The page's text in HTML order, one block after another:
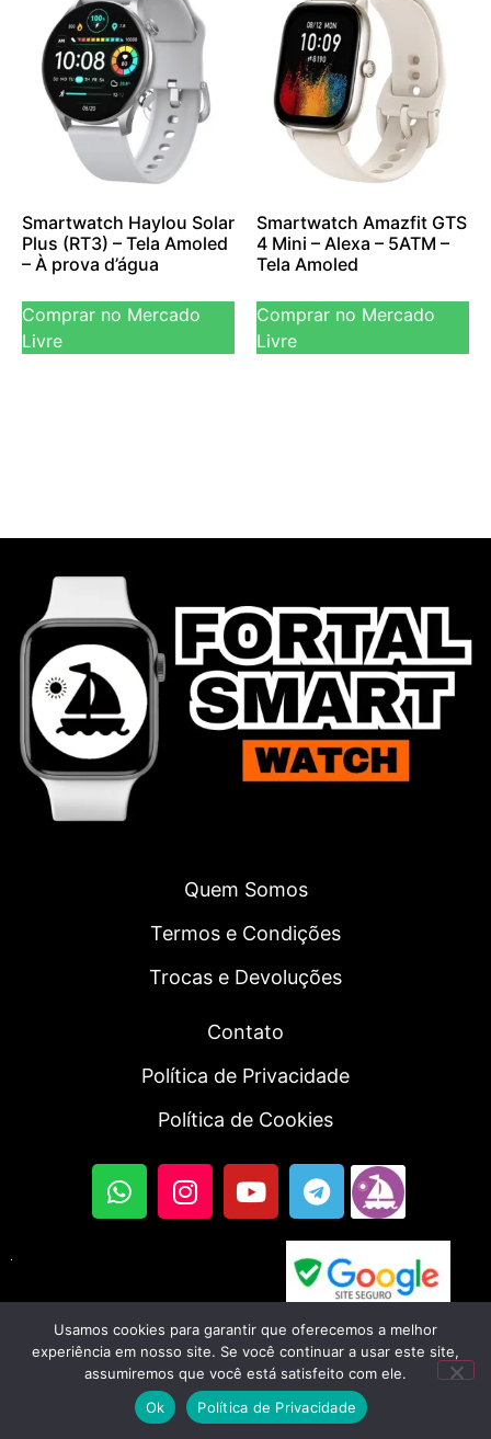
Smartwatch Haylou Solar
Plus (RT3) – Tela Amoled
– À prova d’água
Comprar no Mercado
Livre
Smartwatch Amazfit GTS
4 Mini – Alexa – 5ATM –
Tela Amoled
Comprar no Mercado
Livre
Quem Somos
Termos e Condições
Trocas e Devoluções
Contato
Política de Privacidade
Política de Cookies
© 2023, Fortal SmartWatch | Todos os direitos
reservados. CNPJ: 56.045.702/0001-46
Usamos cookies para garantir que oferecemos a melhor
experiência em nosso site. Se você continuar a usar este site,
assumiremos que você está satisfeito com ele.
Ok
Política de Privacidade